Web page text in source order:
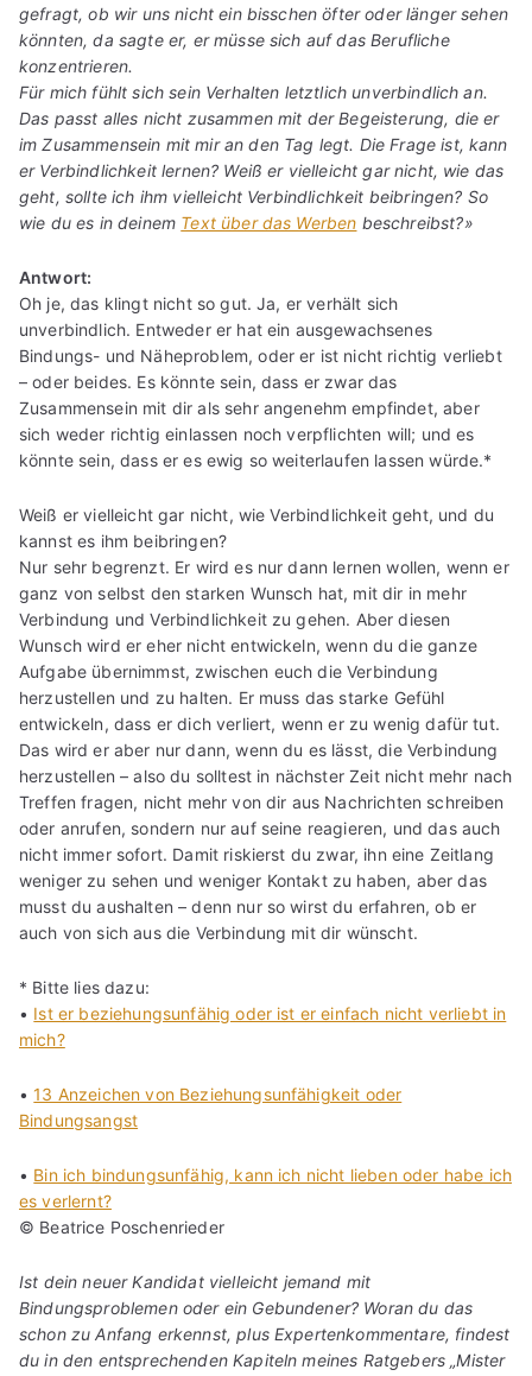
gefragt, ob wir uns nicht ein bisschen öfter oder länger sehen
könnten, da sagte er, er müsse sich auf das Berufliche
konzentrieren.
Für mich fühlt sich sein Verhalten letztlich unverbindlich an.
Das passt alles nicht zusammen mit der Begeisterung, die er
im Zusammensein mit mir an den Tag legt. Die Frage ist, kann
er Verbindlichkeit lernen? Weiß er vielleicht gar nicht, wie das
geht, sollte ich ihm vielleicht Verbindlichkeit beibringen? So
wie du es in deinem Text über das Werben beschreibst?»
Antwort:
Oh je, das klingt nicht so gut. Ja, er verhält sich
unverbindlich. Entweder er hat ein ausgewachsenes
Bindungs- und Näheproblem, oder er ist nicht richtig verliebt
– oder beides. Es könnte sein, dass er zwar das
Zusammensein mit dir als sehr angenehm empfindet, aber
sich weder richtig einlassen noch verpflichten will; und es
könnte sein, dass er es ewig so weiterlaufen lassen würde.*
Weiß er vielleicht gar nicht, wie Verbindlichkeit geht, und du
kannst es ihm beibringen?
Nur sehr begrenzt. Er wird es nur dann lernen wollen, wenn er
ganz von selbst den starken Wunsch hat, mit dir in mehr
Verbindung und Verbindlichkeit zu gehen. Aber diesen
Wunsch wird er eher nicht entwickeln, wenn du die ganze
Aufgabe übernimmst, zwischen euch die Verbindung
herzustellen und zu halten. Er muss das starke Gefühl
entwickeln, dass er dich verliert, wenn er zu wenig dafür tut.
Das wird er aber nur dann, wenn du es lässt, die Verbindung
herzustellen – also du solltest in nächster Zeit nicht mehr nach
Treffen fragen, nicht mehr von dir aus Nachrichten schreiben
oder anrufen, sondern nur auf seine reagieren, und das auch
nicht immer sofort. Damit riskierst du zwar, ihn eine Zeitlang
weniger zu sehen und weniger Kontakt zu haben, aber das
musst du aushalten – denn nur so wirst du erfahren, ob er
auch von sich aus die Verbindung mit dir wünscht.
* Bitte lies dazu:
• Ist er beziehungsunfähig oder ist er einfach nicht verliebt in
mich?
•13 Anzeichen von Beziehungsunfähigkeit oder
Bindungsangst
• Bin ich bindungsunfähig, kann ich nicht lieben oder habe ich
es verlernt?
© Beatrice Poschenrieder
Ist dein neuer Kandidat vielleicht jemand mit
Bindungsproblemen oder ein Gebundener? Woran du das
schon zu Anfang erkennst, plus Expertenkommentare, findest
du in den entsprechenden Kapiteln meines Ratgebers „Mister